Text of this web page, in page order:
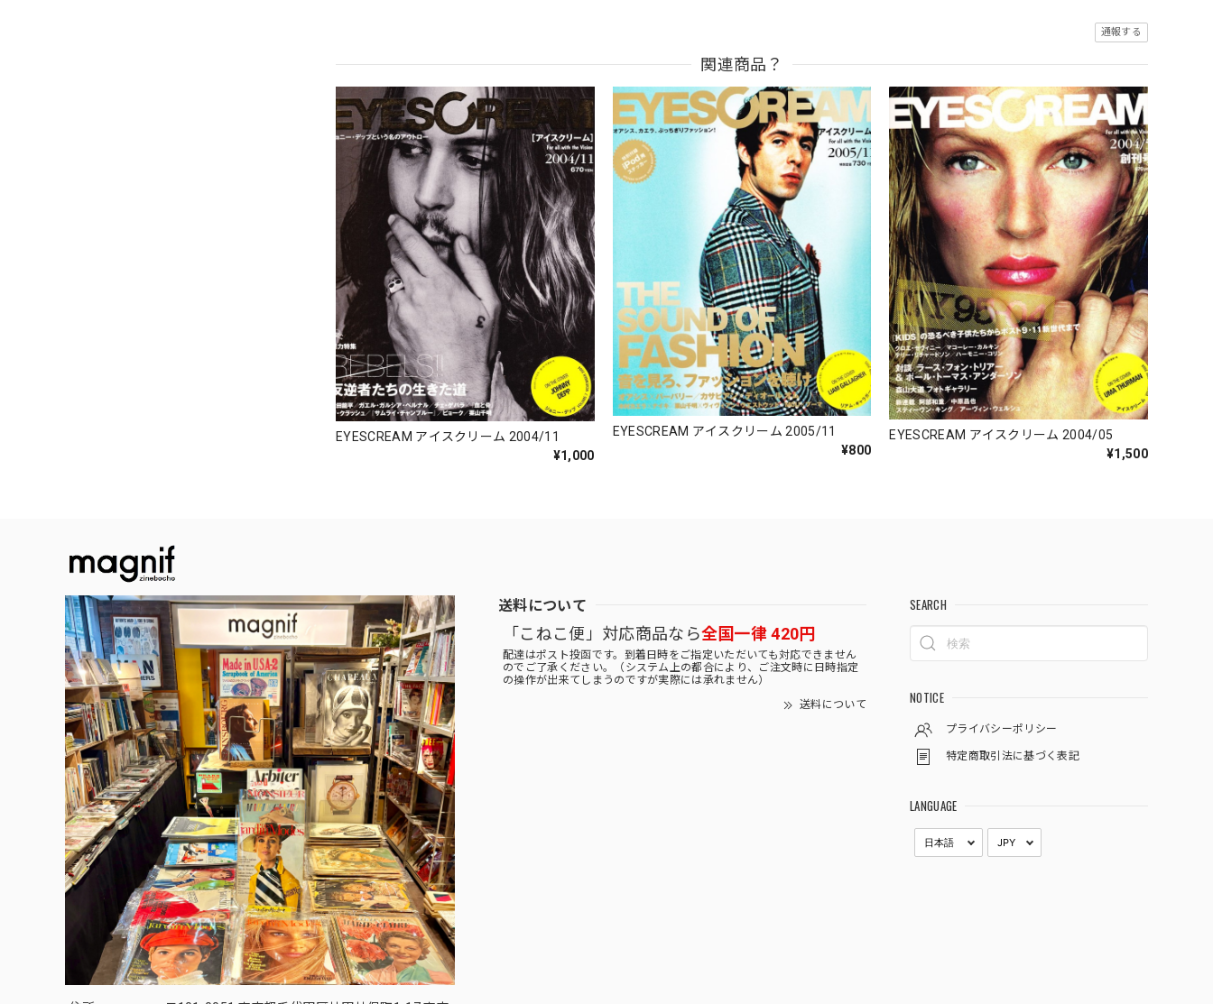
通報する
関連商品？
EYESCREAM アイスクリーム 2004/11
¥1,000
EYESCREAM アイスクリーム 2005/11
¥800
EYESCREAM アイスクリーム 2004/05
¥1,500
送料について
「こねこ便」対応商品なら全国一律 420円
配達はポスト投函です。到着日時をご指定いただいても対応できません
のでご了承ください。（システム上の都合により、ご注文時に日時指定
の操作が出来てしまうのですが実際には承れません）
送料について
SEARCH
NOTICE
プライバシーポリシー
特定商取引法に基づく表記
LANGUAGE